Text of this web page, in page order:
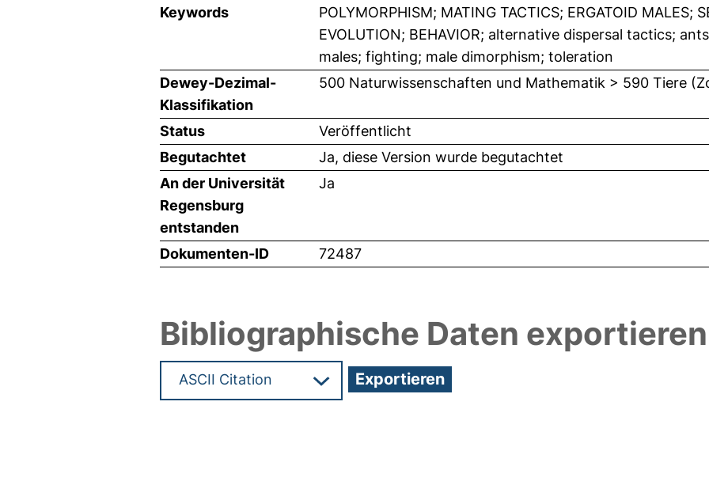
Keywords
POLYMORPHISM; MATING TACTICS; ERGATOID MALES;
EVOLUTION; BEHAVIOR; alternative dispersal tactics;
males; fighting; male dimorphism; toleration
Dewey-Dezimal-
Klassifikation
500 Naturwissenschaften und Mathematik > 590 Tiere
Status
Veröffentlicht
Begutachtet
Ja, diese Version wurde begutachtet
An der Universität
Regensburg
entstanden
Ja
Dokumenten-ID 72487
Bibliographische Daten exportieren